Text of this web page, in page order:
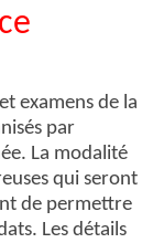
examens de la
par
La modalité
qui seront
de permettre
Les détails